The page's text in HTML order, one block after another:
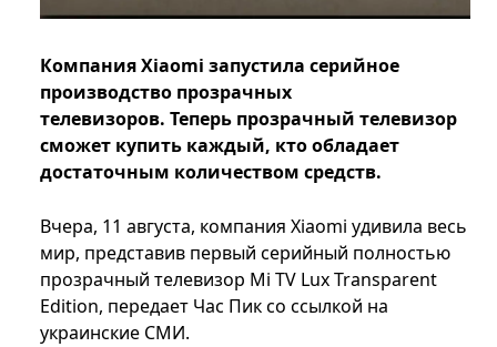
Компания Xiaomi запустила серийное
производство прозрачных
телевизоров. Теперь прозрачный телевизор
сможет купить каждый, кто обладает
достаточным количеством средств.
Вчера, 11 августа, компания Xiaomi удивила весь
мир, представив первый серийный полностью
прозрачный телевизор Mi TV Lux Transparent
Edition, передает Час Пик со ссылкой на
украинские СМИ.